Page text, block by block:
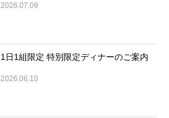
2026.07.09
1日1組限定 特別限定ディナーのご案内
2026.06.10